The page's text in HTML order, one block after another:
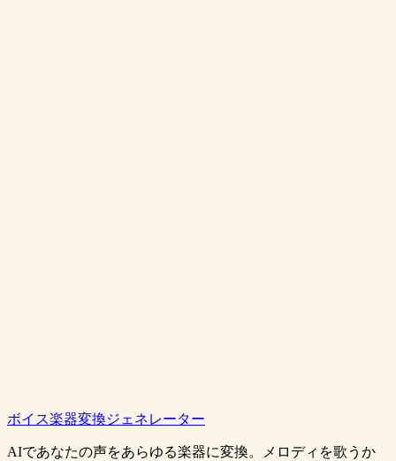
無料で音楽を生成 料金を確認
ボイス楽器変換ジェネレーター
AIであなたの声をあらゆる楽器に変換。メロディを歌うか